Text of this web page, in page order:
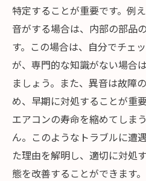
特定することが重要です。例
音がする場合は、内部の部品
す。この場合は、自分でチェ
が、専門的な知識がない場合
ましょう。また、異音は故障
め、早期に対処することが重
エアコンの寿命を縮めてしま
ん。このようなトラブルに遭
た理由を解明し、適切に対処
態を改善することができます。